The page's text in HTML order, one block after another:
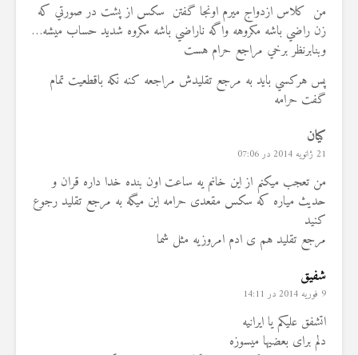
من كلاس ازدواج ميرم اونجا گفتن سكس از پشت در صورتي كه
زن راضي باشه مكروهه واگه ناراضي باشه مكروه شديد حساب ميشه…
وبنابرنظر برخي مراجع حرام هست
پس هركسي بايد به مرجع تقليدش مراجعه كنه نكه باقطعيت تمام
گفت حرامه
کیان
21 ژانویه 2014 در 07:06
من تعجب میکنم از این خانم یه ساعت اون بنده خدا داره قران و
حدیث میاره که سکس مقعدی حرامه این میگه به مرجع تقلید رجوع
کنید
مرجع تقلید هم ی ادم امروزیه مثل شما
شفيق
9 فوریه 2014 در 14:11
اتشفق عليكم يا ايرانيه
دلم برای بعضیها میسوزه